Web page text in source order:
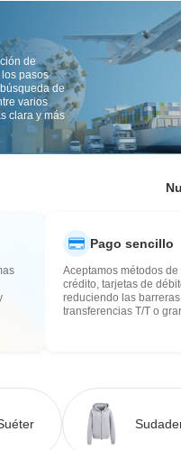
de
pasos
de
varios
clara y más
Pago sencillo
Aceptamos métodos
crédito, tarjetas de
reduciendo las
transferencias T/T o